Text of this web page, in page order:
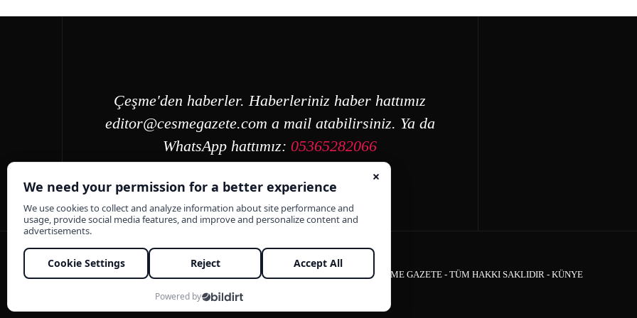
Çeşme'den haberler. Haberleriniz haber hattımız
editor@cesmegazete.com a mail atabilirsiniz. Ya da
WhatsApp hattımız:05365282066
ÇEŞME GAZETE - TÜM HAKKI SAKLIDIR - KÜNYE